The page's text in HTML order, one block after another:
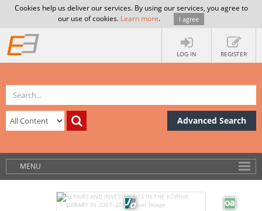
Cookies help us deliver our services. By using our services, you agree to
our use of cookies. Learn more. I agree
LOG IN REGISTER
Advanced Search
MENU